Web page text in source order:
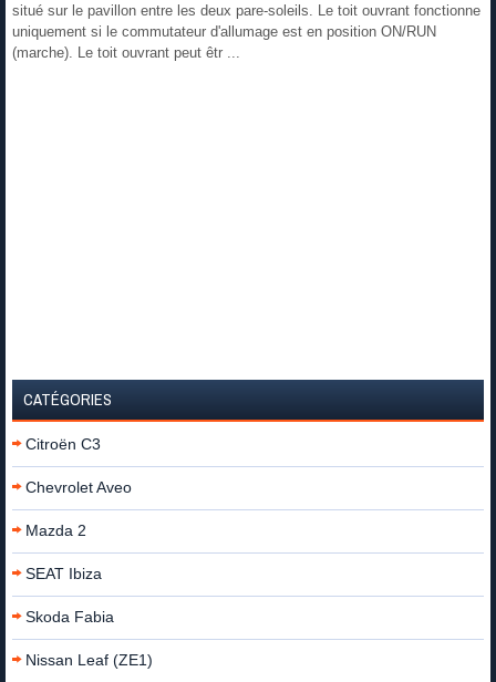
situé sur le pavillon entre les deux pare-soleils. Le toit ouvrant fonctionne
uniquement si le commutateur d'allumage est en position ON/RUN
(marche). Le toit ouvrant peut êtr ...
CATÉGORIES
Citroën C3
Chevrolet Aveo
Mazda 2
SEAT Ibiza
Skoda Fabia
Nissan Leaf (ZE1)